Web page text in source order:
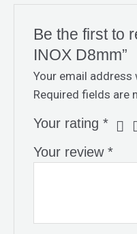
Be the first to
INOX D8mm”
Your email address
Required fields are
Your rating*
Your review*